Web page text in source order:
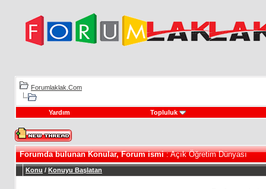
Forumlaklak.Com
Yardım Topluluk
Forumda bulunan Konular, Forum ismi: Açık Öğretim Dünyası
Konu / Konuyu Başlatan